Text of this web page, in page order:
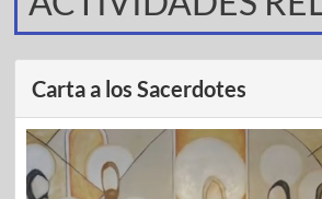
Carta a los Sacerdotes